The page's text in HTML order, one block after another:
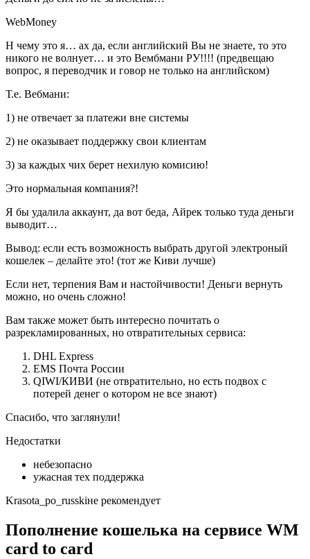
WebMoney
Н чему это я… ах да, если английский Вы не знаете, то это
никого не волнует… и это Вембмани РУ!!!! (предвещаю
вопрос, я переводчик и говор не только на английском)
Т.е. Вебмани:
1) не отвечает за платежи вне системы
2) не оказывает поддержку свои клиентам
3) за каждых чих берет нехилую комисию!
Это нормальная компания?!
Я бы удалила аккаунт, да вот беда, Айрек только туда деньги
выводит…
Вывод: если есть возможность выбрать другой электроный
кошелек – делайте это! (тот же Киви лучше)
Если нет, терпения Вам и настойчивости! Деньги вернуть
можно, но очень сложно!
Вам также может быть интересно почитать о
разрекламированных, но отвратительных сервиса:
DHL Express
EMS Почта России
QIWI/КИВИ (не отвратительно, но есть подвох с
потерей денег о котором не все знают)
Спасибо, что заглянули!
Недостатки
небезопасно
ужасная тех поддержка
Krasota_po_russkiне рекомендует
Пополнение кошелька на сервисе WM
card to card